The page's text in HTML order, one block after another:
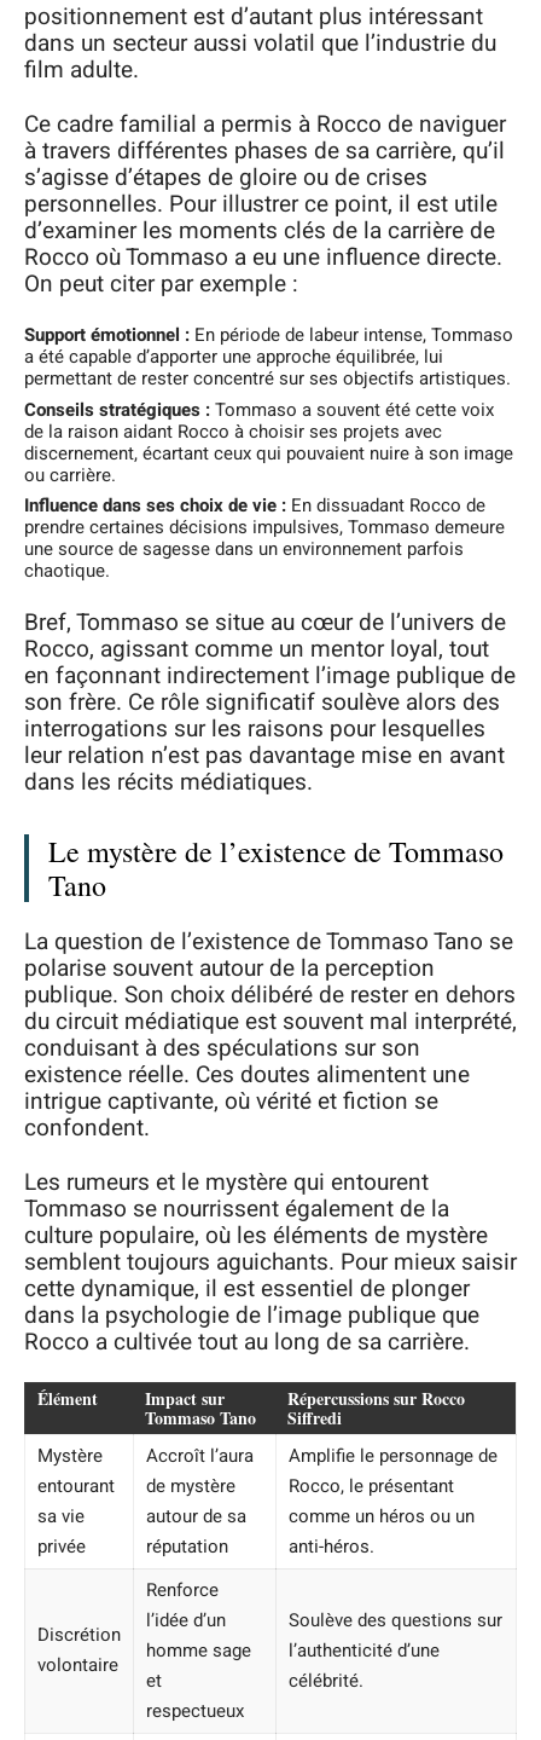
positionnement est d’autant plus intéressant
dans un secteur aussi volatil que l’industrie du
film adulte.
Ce cadre familial a permis à Rocco de naviguer
à travers différentes phases de sa carrière, qu’il
s’agisse d’étapes de gloire ou de crises
personnelles. Pour illustrer ce point, il est utile
d’examiner les moments clés de la carrière de
Rocco où Tommaso a eu une influence directe.
On peut citer par exemple :
Support émotionnel : En période de labeur intense, Tommaso
a été capable d’apporter une approche équilibrée, lui
permettant de rester concentré sur ses objectifs artistiques.
Conseils stratégiques :Tommaso a souvent été cette voix
de la raison aidant Rocco à choisir ses projets avec
discernement, écartant ceux qui pouvaient nuire à son image
ou carrière.
Influence dans ses choix de vie : En dissuadant Rocco de
prendre certaines décisions impulsives, Tommaso demeure
une source de sagesse dans un environnement parfois
chaotique.
Bref, Tommaso se situe au cœur de l’univers de
Rocco, agissant comme un mentor loyal, tout
en façonnant indirectement l’image publique de
son frère. Ce rôle significatif soulève alors des
interrogations sur les raisons pour lesquelles
leur relation n’est pas davantage mise en avant
dans les récits médiatiques.
Le mystère de l’existence de Tommaso
Tano
La question de l’existence de Tommaso Tano se
polarise souvent autour de la perception
publique. Son choix délibéré de rester en dehors
du circuit médiatique est souvent mal interprété,
conduisant à des spéculations sur son
existence réelle. Ces doutes alimentent une
intrigue captivante, où vérité et fiction se
confondent.
Les rumeurs et le mystère qui entourent
Tommaso se nourrissent également de la
culture populaire, où les éléments de mystère
semblent toujours aguichants. Pour mieux saisir
cette dynamique, il est essentiel de plonger
dans la psychologie de l’image publique que
Rocco a cultivée tout au long de sa carrière.
Élément Impact sur
Tommaso Tano
Répercussions sur Rocco
Siffredi
Mystère
entourant
sa vie
privée
Accroît l’aura
de mystère
autour de sa
réputation
Amplifie le personnage de
Rocco, le présentant
comme un héros ou un
anti-héros.
Discrétion
volontaire
Renforce
l’idée d’un
homme sage
et
respectueux
Soulève des questions sur
l’authenticité d’une
célébrité.